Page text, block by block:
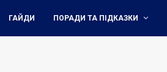
ГАЙДИ ПОРАДИ ТА ПІДКАЗКИ